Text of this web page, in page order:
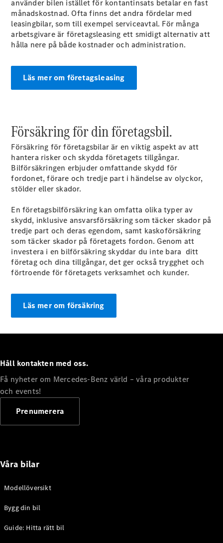
eSprinter
Skåpbil
Flakbil
Elektrisk
Konfigurator
Hitta din
återförsäljare
eVito
Alla eVito
eVito
eVito
Tourer
Elektrisk
Konfigurator
eCitan
eCitan
Konfigurator
återförsäljare
använder bilen istället för kontantinsats betalar en fast
månadskostnad. Ofta finns det andra fördelar med
leasingbilar, som till exempel serviceavtal. För många
arbetsgivare är företagsleasing ett smidigt alternativ att
hålla nere på både kostnader och administration.
Läs mer om företagsleasing
Försäkring för din företagsbil.
Försäkring för företagsbilar är en viktig aspekt av att
hantera risker och skydda företagets tillgångar.
Bilförsäkringen erbjuder omfattande skydd för
fordonet, förare och tredje part i händelse av olyckor,
stölder eller skador.
En företagsbilförsäkring kan omfatta olika typer av
skydd, inklusive ansvarsförsäkring som täcker skador på
tredje part och deras egendom, samt kaskoförsäkring
som täcker skador på företagets fordon. Genom att
investera i en bilförsäkring skyddar du inte bara ditt
företag och dina tillgångar, det ger också trygghet och
förtroende för företagets verksamhet och kunder.
Läs mer om försäkring
Håll kontakten med oss.
Få nyheter om Mercedes-Benz värld – våra produkter
och events!
Prenumerera
Våra bilar
Modellöversikt
Bygg din bil
Guide: Hitta rätt bil